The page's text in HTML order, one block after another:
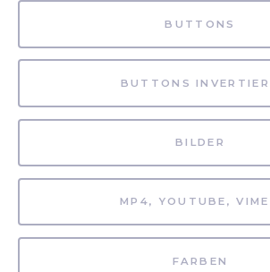
BUTTONS
BUTTONS
BILDER
MP4, YOUTUBE,
FARBEN